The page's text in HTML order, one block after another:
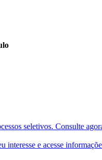
seletivos. Consulte
interesse e acesse